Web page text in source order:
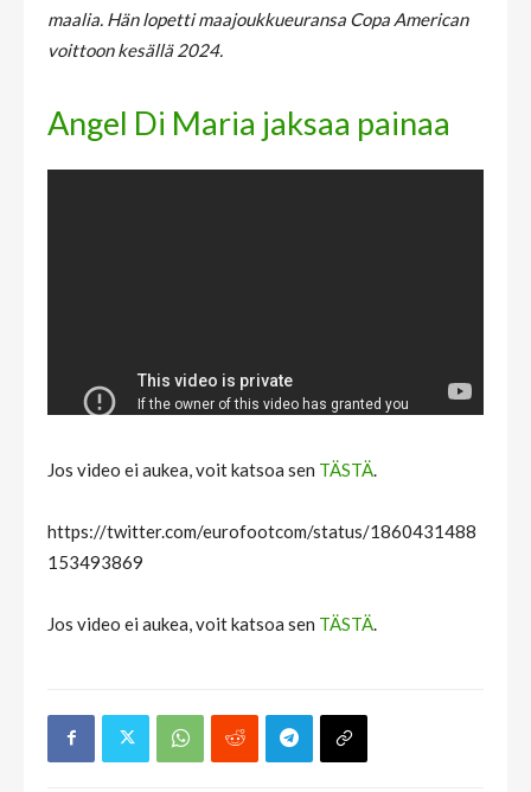
maalia. Hän lopetti maajoukkueuransa Copa American
voittoon kesällä 2024.
Angel Di Maria jaksaa painaa
Jos video ei aukea, voit katsoa sen TÄSTÄ.
https://twitter.com/eurofootcom/status/1860431488
153493869
Jos video ei aukea, voit katsoa sen TÄSTÄ.